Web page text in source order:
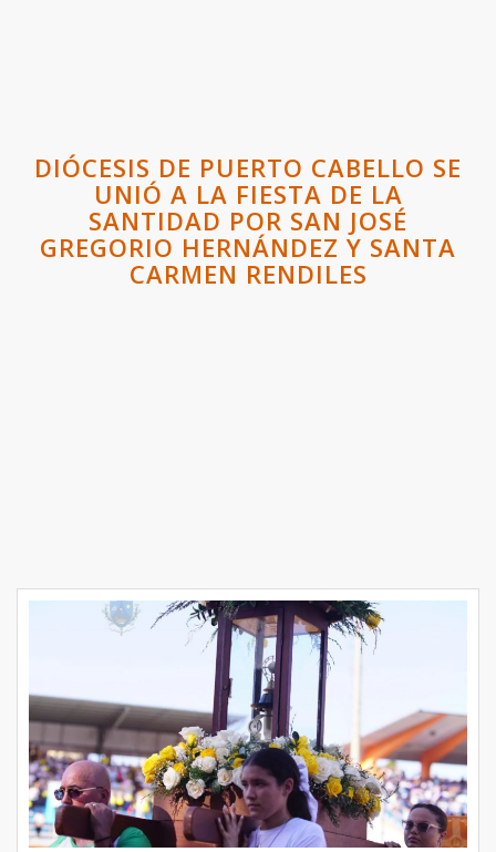
DIÓCESIS DE PUERTO CABELLO SE
UNIÓ A LA FIESTA DE LA
SANTIDAD POR SAN JOSÉ
GREGORIO HERNÁNDEZ Y SANTA
CARMEN RENDILES